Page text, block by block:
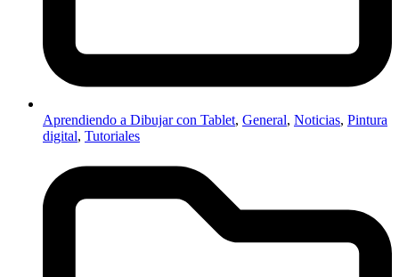
Aprendiendo a Dibujar con Tablet, General, Noticias, Pintura
digital, Tutoriales